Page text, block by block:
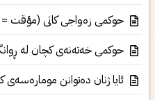
حوکمى زەواجی کاتی (مؤقت =
حوکمی خەتەنەی‌ کچان لە
ئایا ژنان دەتوانن مومارەسەی